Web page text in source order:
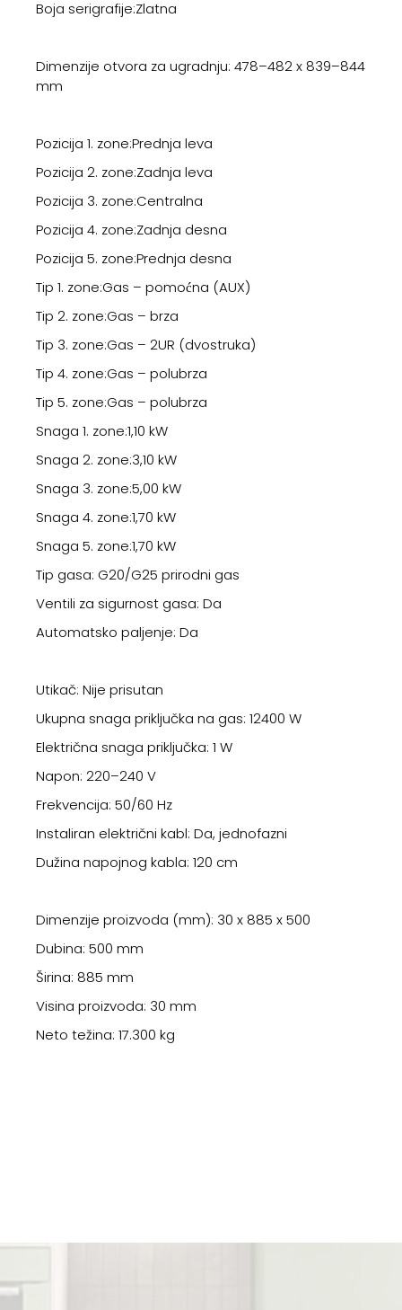
Boja serigrafije:Zlatna
Dimenzije otvora za ugradnju: 478–482 x 839–844
mm
Pozicija 1. zone:Prednja leva
Pozicija 2. zone:Zadnja leva
Pozicija 3. zone:Centralna
Pozicija 4. zone:Zadnja desna
Pozicija 5. zone:Prednja desna
Tip 1. zone:Gas – pomoćna (AUX)
Tip 2. zone:Gas – brza
Tip 3. zone:Gas – 2UR (dvostruka)
Tip 4. zone:Gas – polubrza
Tip 5. zone:Gas – polubrza
Snaga 1. zone:1,10 kW
Snaga 2. zone:3,10 kW
Snaga 3. zone:5,00 kW
Snaga 4. zone:1,70 kW
Snaga 5. zone:1,70 kW
Tip gasa: G20/G25 prirodni gas
Ventili za sigurnost gasa: Da
Automatsko paljenje: Da
Utikač: Nije prisutan
Ukupna snaga priključka na gas: 12400 W
Električna snaga priključka: 1 W
Napon: 220–240 V
Frekvencija: 50/60 Hz
Instaliran električni kabl: Da, jednofazni
Dužina napojnog kabla: 120 cm
Dimenzije proizvoda (mm): 30 x 885 x 500
Dubina: 500 mm
Širina: 885 mm
Visina proizvoda: 30 mm
Neto težina: 17.300 kg